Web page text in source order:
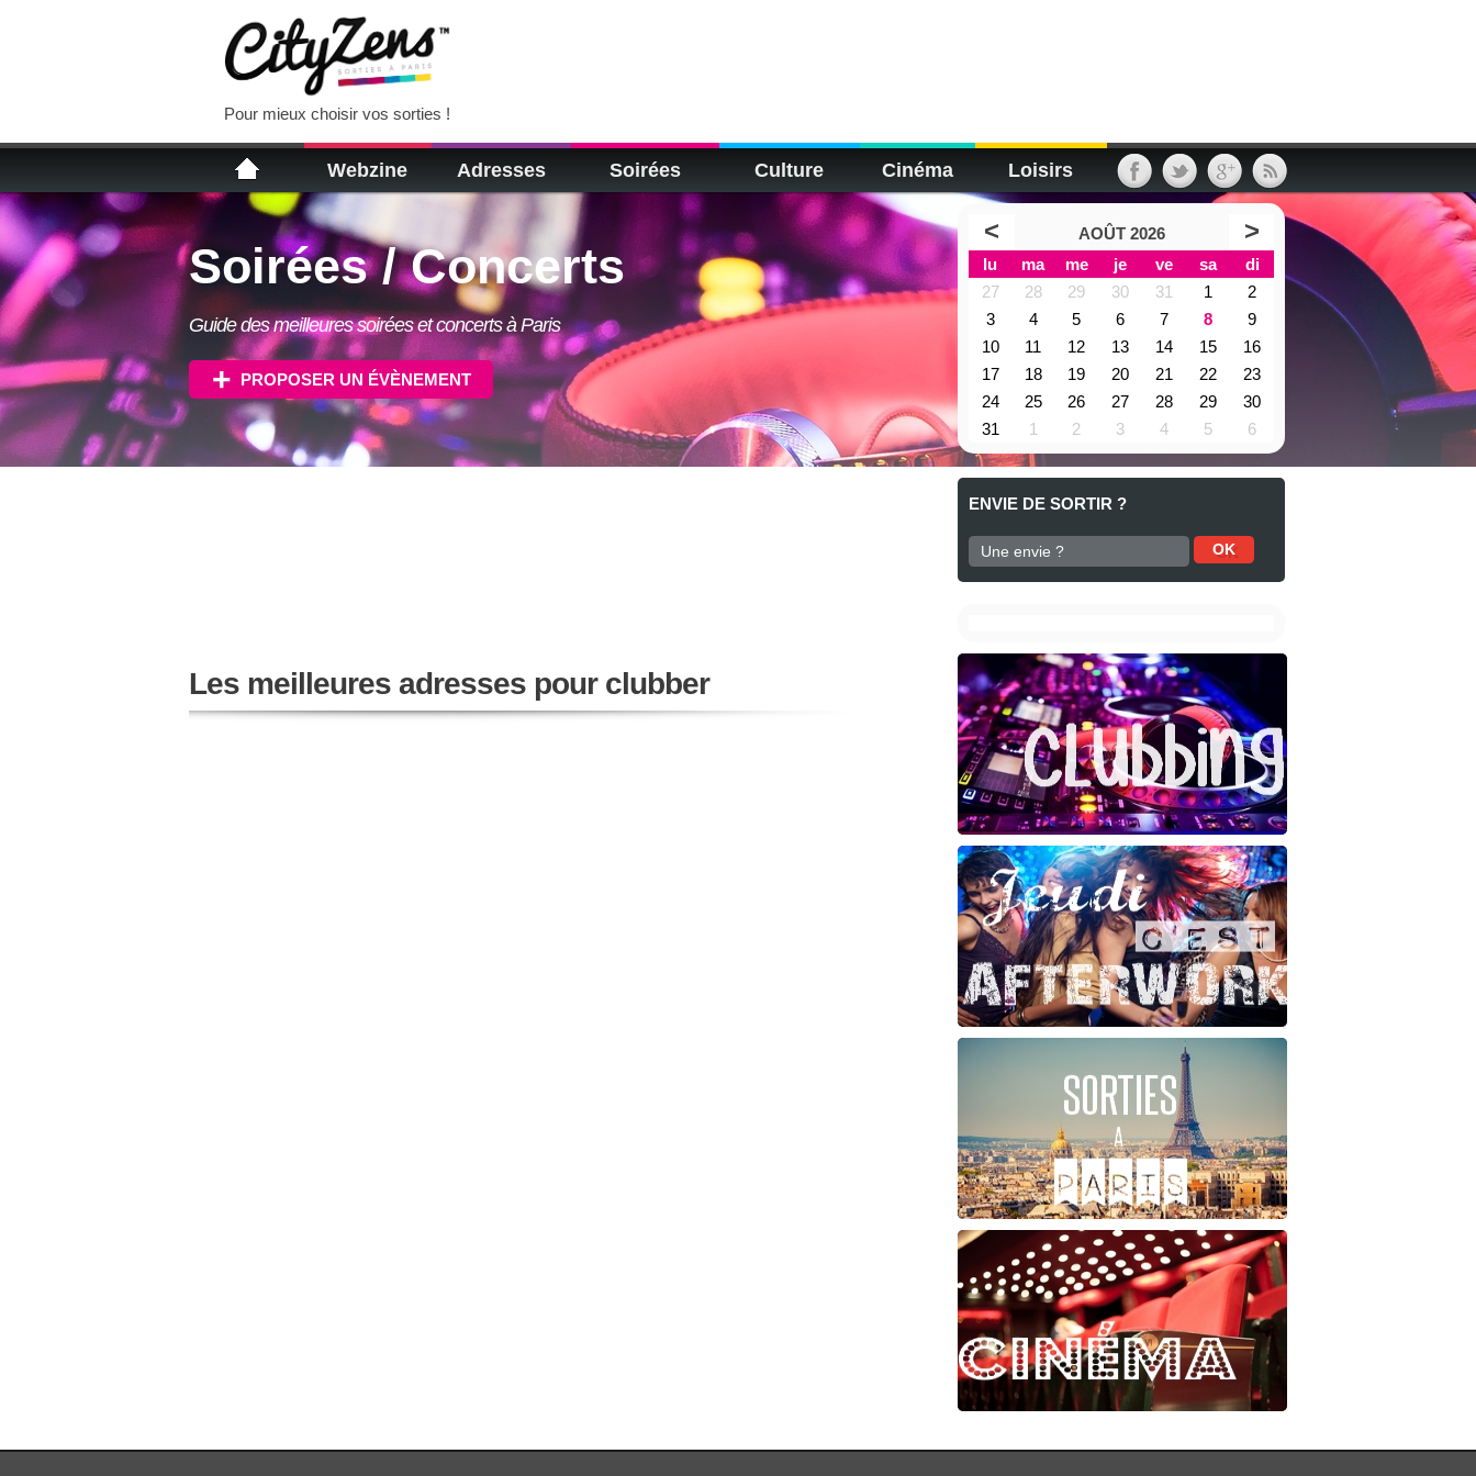
Pour mieux choisir vos sorties !
Webzine Adresses Soirées Culture Cinéma Loisirs
Soirées / Concerts
Guide des meilleures soirées et concerts à Paris
PROPOSER UN ÉVÈNEMENT
< AOÛT 2026 >
lu ma me je ve sa
di
27
28 29 30 31 1
2
3
4 5 6 7 8
9
10
11 12 13 14 15
16
17
18 19 20 21 22
23
24
25 26 27 28 29
30
31
1 2 3 4 5 6
Les meilleures adresses pour clubber
ENVIE DE SORTIR ?